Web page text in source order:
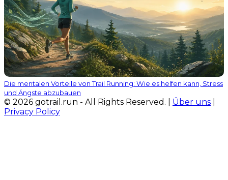
Die mentalen Vorteile von Trail Running: Wie es helfen kann, Stress
und Ängste abzubauen
© 2026 gotrail.run - All Rights Reserved. | Über uns
Privacy Policy